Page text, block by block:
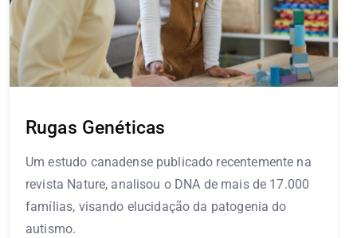
Rugas Genéticas
Um estudo canadense publicado recentemente na
revista Nature, analisou o DNA de mais de 17.000
famílias, visando elucidação da patogenia do
autismo.